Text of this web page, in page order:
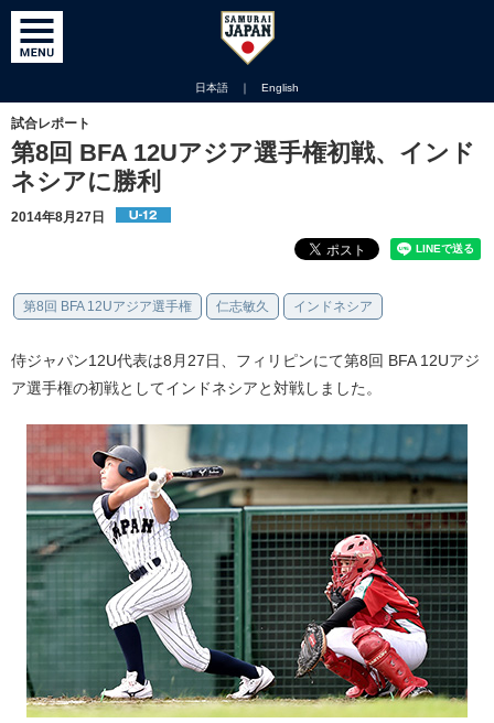
日本語 ｜ English
試合レポート
第8回 BFA 12Uアジア選手権初戦、インド
ネシアに勝利
2014年8月27日
第8回 BFA 12Uアジア選手権 仁志敏久 インドネシア
侍ジャパン12U代表は8月27日、フィリピンにて第8回 BFA 12Uアジ
ア選手権の初戦としてインドネシアと対戦しました。